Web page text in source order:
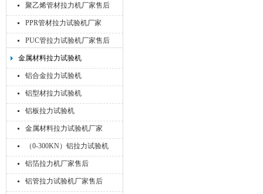
聚乙烯管材拉力机厂家售后
PPR管材拉力试验机厂家
PUC管拉力试验机厂家售后
金属材料拉力试验机
铝合金拉力试验机
铝型材拉力试验机
铝板拉力试验机
金属材料拉力试验机厂家
（0-300KN）铝拉力试验机
铝箔拉力机厂家售后
铝管拉力试验机厂家售后